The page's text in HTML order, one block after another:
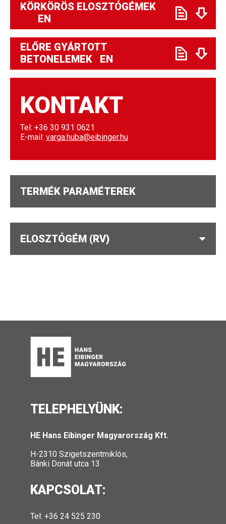
KÖRKÖRÖS ELOSZTÓGÉMEK
EN
ELŐRE GYÁRTOTT
BETONELEMEK EN
KONTAKT
Tel: +36 30 931 0621
E-mail: varga.huba@eibinger.hu
TERMÉK PARAMÉTEREK
ELOSZTÓGÉM (RV)
TELEPHELYÜNK:
HE Hans Eibinger Magyarország Kft.
H-2310 Szigetszentmiklós,
Bánki Donát utca 13.
KAPCSOLAT:
Tel: +36 24 525 230